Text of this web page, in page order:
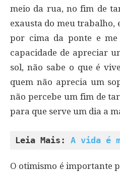
meio da rua, no fim de
exausta do meu trabalho,
por cima da ponte e me
capacidade de apreciar
sol, não sabe o que é
quem não aprecia um
não percebe um fim de
para que serve um dia a
Leia Mais: A vida é
O otimismo é importante